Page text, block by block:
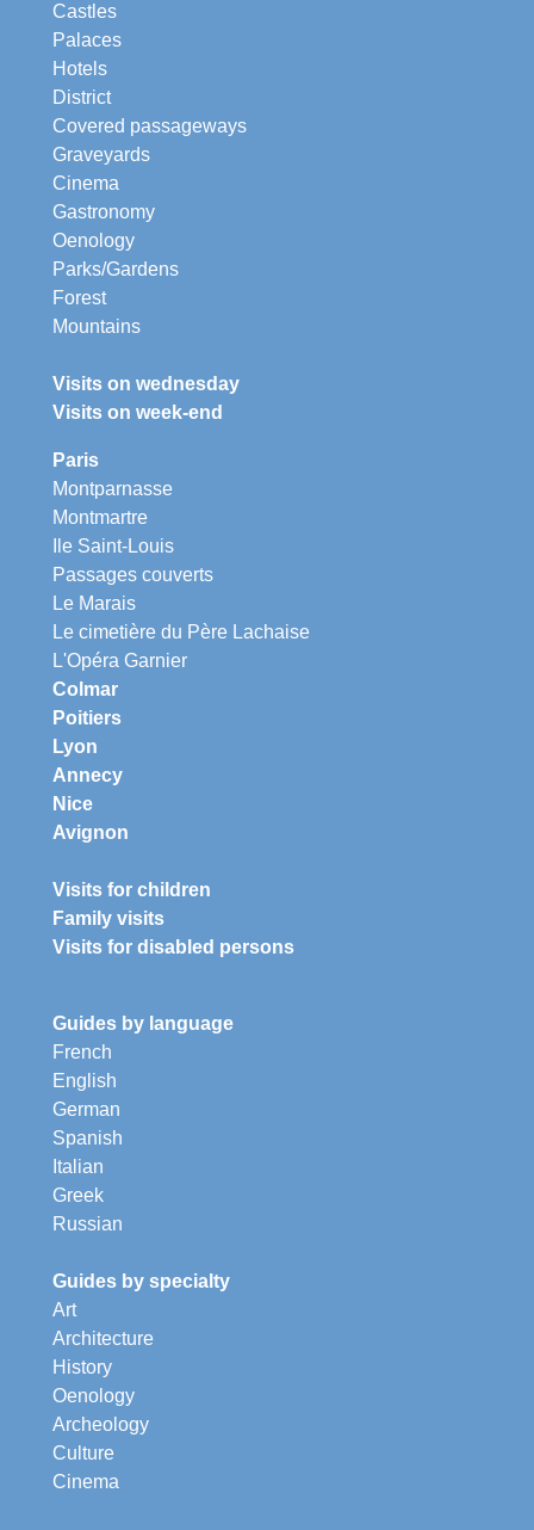
Castles
Palaces
Hotels
District
Covered passageways
Graveyards
Cinema
Gastronomy
Oenology
Parks/Gardens
Forest
Mountains
Visits on wednesday
Visits on week-end
Paris
Montparnasse
Montmartre
Ile Saint-Louis
Passages couverts
Le Marais
Le cimetière du Père Lachaise
L'Opéra Garnier
Colmar
Poitiers
Lyon
Annecy
Nice
Avignon
Visits for children
Family visits
Visits for disabled persons
Guides by language
French
English
German
Spanish
Italian
Greek
Russian
Guides by specialty
Art
Architecture
History
Oenology
Archeology
Culture
Cinema